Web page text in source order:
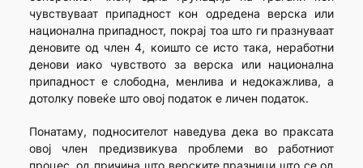
чувствуваат припадност кон одредена верска или
национална припадност, покрај тоа што ги празнуваат
деновите од член 4, коишто се исто така, неработни
денови иако чувството за верска или национална
припадност е слободна, менлива и недокажлива, а
дотолку повеќе што овој податок е личен податок.
Понатаму, подносителот наведува дека во праксата
овој член предизвикува проблеми во работниот